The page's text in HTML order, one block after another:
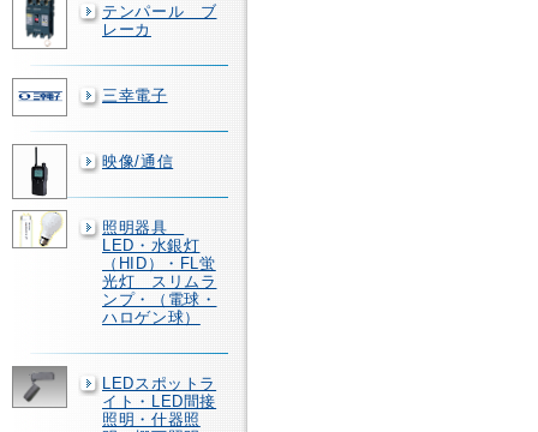
テンパール ブ
レーカ
三幸電子
映像/通信
照明器具
LED・水銀灯
（HID）・FL蛍
光灯 スリムラ
ンプ・（電球・
ハロゲン球）
LEDスポットラ
イト・LED間接
照明・什器照